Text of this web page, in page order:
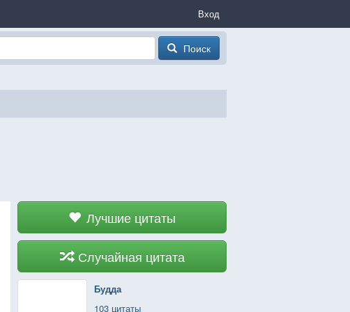
Вход
Поиск
Лучшие цитаты
Случайная цитата
Будда
103 цитаты